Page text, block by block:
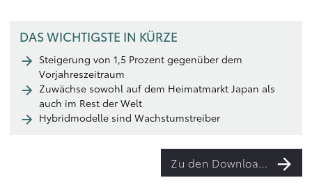
DAS WICHTIGSTE IN KÜRZE
Steigerung von 1,5 Prozent gegenüber dem
Vorjahreszeitraum
Zuwächse sowohl auf dem Heimatmarkt Japan als
auch im Rest der Welt
Hybridmodelle sind Wachstumstreiber
Zu den Downloads